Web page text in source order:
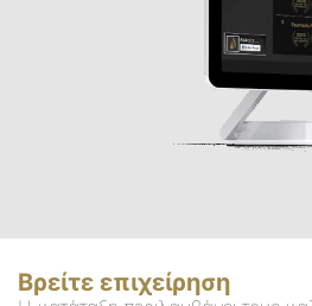
Βρείτε επιχείρηση